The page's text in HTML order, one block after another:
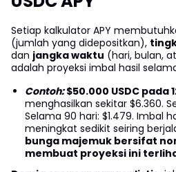
Setiap kalkulator APY
(jumlah yang didepositkan),
dan jangka waktu (hari, bulan,
adalah proyeksi imbal hasil
Contoh:$50.000 USDC pada
menghasilkan sekitar $6.360.
Selama 90 hari: $1.479. Imbal
meningkat sedikit seiring
bunga majemuk bersifat
membuat proyeksi ini